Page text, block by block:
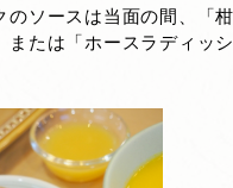
のソースは当面の間、「
または「ホースラディッ